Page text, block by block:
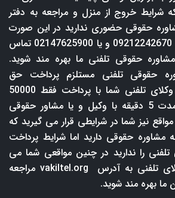
شرایط خروج از منزل و مراجعه به دفتر
حقوقی حضوری ندارید در این صورت
نیز می توانید با شماره 09212242670 و یا 02147625900 تماس
حقوقی تلفنی ما بهره مند شوید.
حقوقی تلفنی مستلزم پرداخت حق
المشاوره است اما در وکلای تلفنی شما با پرداخت فقط 50000
تومان می توانید به مدت 5 دقیقه با وکیل و یا مشاور حقوقی
نیز شما در شرایطی قرار می گیرید که
مشاوره حقوقی دارید اما شرایط پرداخت
را ندارید در چنین مواقعی شما می
تلفنی به آدرس
vakiltel.org مراجعه
ما بهره مند شوید.